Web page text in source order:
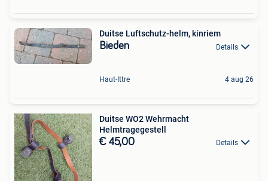
Duitse Luftschutz-helm, kinriem
Bieden Details
Haut-Ittre 4 aug 26
Duitse WO2 Wehrmacht
Helmtragegestell
€ 45,00 Details